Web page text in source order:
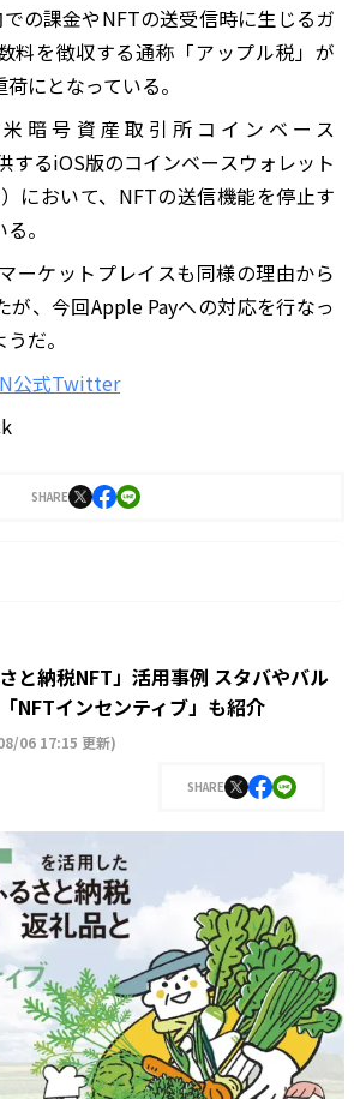
の課金やNFTの送受信時に生じるガ
料を徴収する通称「アップル税」が
にとなっている。
暗号資産取引所コインベース
するiOS版のコインベースウォレット
において、NFTの送信機能を停止す
。
ーケットプレイスも同様の理由から
が、今回Apple Payへの対応を行なっ
だ。
公式Twitter
SHARE
と納税NFT」活用事例 スタバやバル
NFTインセンティブ」も紹介
06 17:15 更新)
SHARE